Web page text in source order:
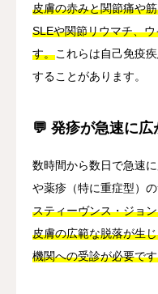
皮膚の赤みと関節痛や
SLEや関節リウマチ、
す。これらは自己免疫
することがあります。
💬 発疹が急速に広
数時間から数日で急速
や薬疹（特に重症型）
スティーヴンス・ジョ
皮膚の広範な脱落が生
機関への受診が必要で